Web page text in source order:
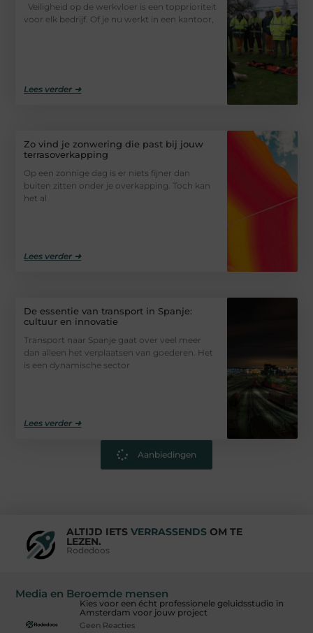
Veiligheid op de werkvloer is een topprioriteit
voor elk bedrijf. Of je nu werkt in een kantoor,
Lees verder ➜
Zo vind je zonwering die past bij jouw
terrasoverkapping
Op een zonnige dag is er niets fijner dan
buiten zitten onder je overkapping. Toch kan
het al
Lees verder ➜
De essentie van transport in Spanje:
cultuur en innovatie
Transport naar Spanje gaat over veel meer
dan alleen het verplaatsen van goederen. Het
is een dynamische sector
Lees verder ➜
Aanbiedingen
ALTIJD IETS VERRASSENDSOM TE
LEZEN.
Rodedoos
Media en Beroemde mensen
Kies voor een écht professionele geluidsstudio in
Amsterdam voor jouw project
Geen Reacties